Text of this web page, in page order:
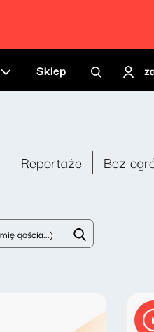
Sklep
Reportaże Bez